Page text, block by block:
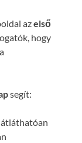
azelső
hogy
segít: